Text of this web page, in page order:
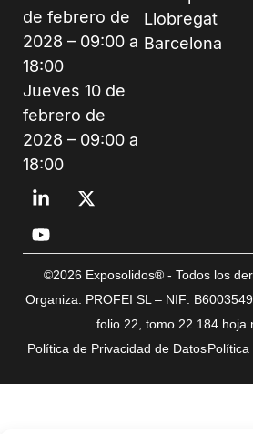
de febrero de
2028 – 09:00 a
18:00
Jueves 10 de
febrero de
2028 – 09:00 a
18:00
Llobregat
Barcelona
©2026 Exposolidos® - Todos los
Organiza: PROFEI SL – NIF:
folio 22, tomo 22.184 hoja
Política de Privacidad de DatosPolítica